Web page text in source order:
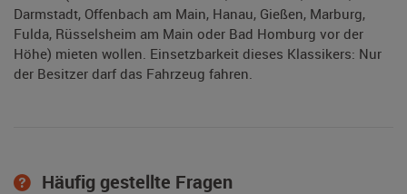
Darmstadt, Offenbach am Main, Hanau, Gießen, Marburg,
Fulda, Rüsselsheim am Main oder Bad Homburg vor der
Höhe) mieten wollen. Einsetzbarkeit dieses Klassikers: Nur
der Besitzer darf das Fahrzeug fahren.
Häufig gestellte Fragen